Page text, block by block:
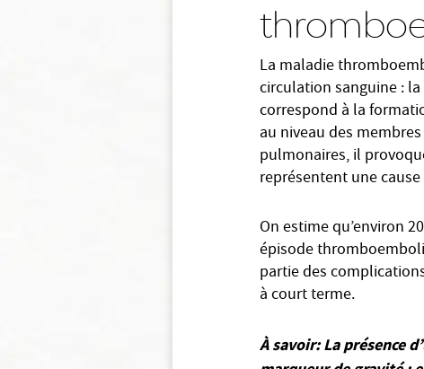
La maladie
circulation sanguine : la
correspond à la
au niveau des
pulmonaires, il
représentent une
On estime qu’environ
épisode
partie des
à court terme.
À savoir: La présence